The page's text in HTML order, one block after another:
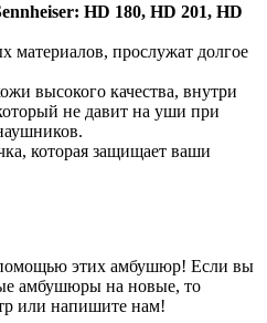
HD 180, HD 201, HD
материалов, прослужат долгое
высокого качества, внутри
не давит на уши при
которая защищает ваши
этих амбушюр! Если вы
амбушюры на новые, то
или напишите нам!